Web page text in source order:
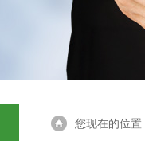
您现在的位置